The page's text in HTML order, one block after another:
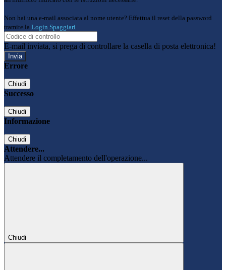
Non hai una e-mail associata al nome utente? Effettua il reset della password
tramite la Login Spaggiari
E-mail inviata, si prega di controllare la casella di posta elettronica!
Errore
Chiudi
Successo
Chiudi
Informazione
Chiudi
Attendere...
Attendere il completamento dell'operazione...
Chiudi